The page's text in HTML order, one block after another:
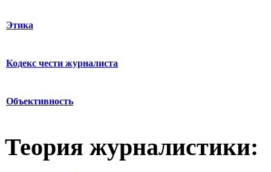
Этика
Кодекс чести журналиста
Объективность
Теория журналистики: